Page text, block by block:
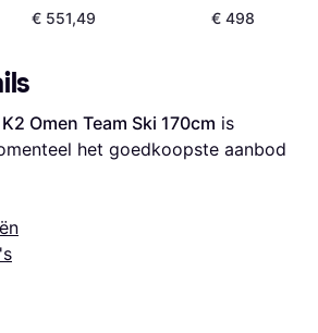
€ 551,49
€ 498
K2 Omen Team Ski 170cm
het goedkoopste aanbod